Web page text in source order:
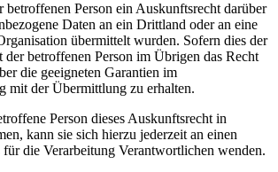
betroffenen Person ein Auskunftsrecht darüber
Daten an ein Drittland oder an eine
übermittelt wurden. Sofern dies der
der betroffenen Person im Übrigen das Recht
die geeigneten Garantien im
mit der Übermittlung zu erhalten.
Person dieses Auskunftsrecht in
kann sie sich hierzu jederzeit an einen
die Verarbeitung Verantwortlichen wenden.